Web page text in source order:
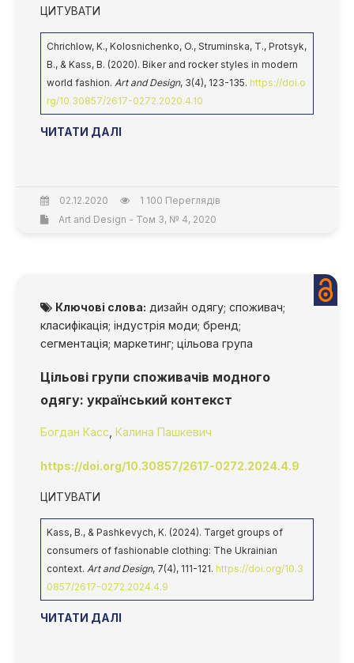
ЦИТУВАТИ
Chrichlow, K., Kolosnichenko, O., Struminska, T., Protsyk,
B., & Kass, B. (2020). Biker and rocker styles in modern
world fashion. Art and Design, 3(4), 123-135. https://doi.o
rg/10.30857/2617-0272.2020.4.10
ЧИТАТИ ДАЛІ
02.12.2020
1 100 Переглядів
Art and Design - Том 3, № 4, 2020
Ключові слова: дизайн одягу; споживач;
класифікація; індустрія моди; бренд;
сегментація; маркетинг; цільова група
Цільові групи споживачів модного
одягу: український контекст
Богдан Касс Калина Пашкевич
https://doi.org/10.30857/2617-0272.2024.4.9
ЦИТУВАТИ
Kass, B., & Pashkevych, K. (2024). Target groups of
consumers of fashionable clothing: The Ukrainian
context. Art and Design, 7(4), 111-121. https://doi.org/10.3
0857/2617-0272.2024.4.9
ЧИТАТИ ДАЛІ